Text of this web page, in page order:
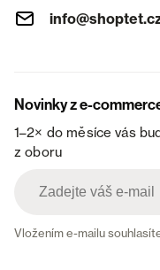
Novinky z e-
1–2× do měsíce vás
z oboru
Vložením e-mailu